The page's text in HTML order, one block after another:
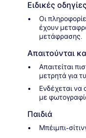
Ειδικές
Οι
έχουν
μετάφρασης.
Απαιτούνται
Απαιτείται
μετρητά για
Ενδέχεται να
με
Παιδιά
Μπέιμπι-